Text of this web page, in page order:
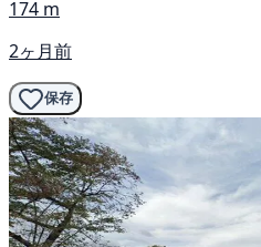
174 m
2ヶ月前
保存